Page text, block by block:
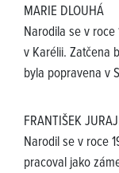
MARIE DLOUHÁ
Narodila se v
v Karélii. Zatčena
byla popravena v
FRANTIŠEK
Narodil se v roce
pracoval jako